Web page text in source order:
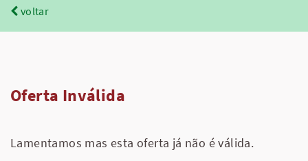
voltar
Oferta Inválida
Lamentamos mas esta oferta já não é válida.